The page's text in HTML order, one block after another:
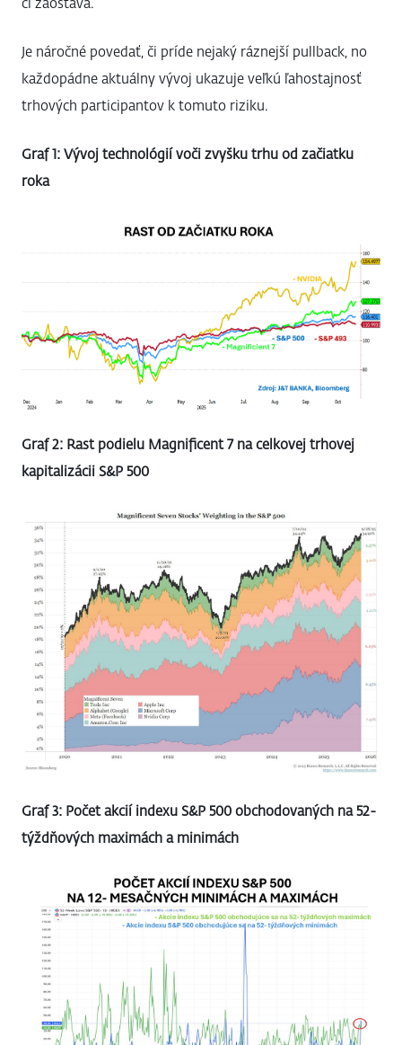
či zaostáva.
Je náročné povedať, či príde nejaký ráznejší pullback, no
každopádne aktuálny vývoj ukazuje veľkú ľahostajnosť
trhových participantov k tomuto riziku.
Graf 1: Vývoj technológií voči zvyšku trhu od začiatku
roka
Graf 2: Rast podielu Magnificent 7 na celkovej trhovej
kapitalizácii S&P 500
Graf 3: Počet akcií indexu S&P 500 obchodovaných na 52-
týždňových maximách a minimách